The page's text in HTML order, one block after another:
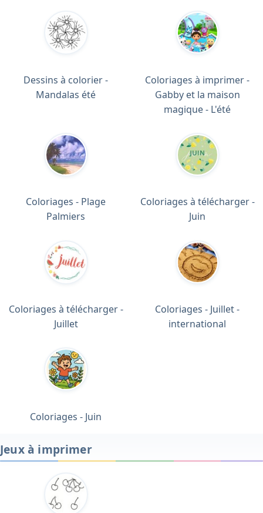
Dessins à colorier -
Mandalas été
Coloriages à imprimer -
Gabby et la maison
magique - L'été
Coloriages - Plage
Palmiers
Coloriages à télécharger -
Juin
Coloriages à télécharger -
Juillet
Coloriages - Juillet -
international
Coloriages - Juin
Jeux à imprimer